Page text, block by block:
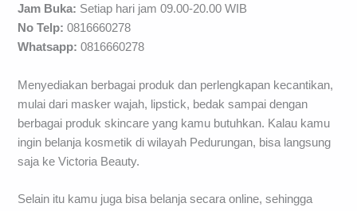
Jam Buka: Setiap hari jam 09.00-20.00 WIB
No Telp: 0816660278
Whatsapp: 0816660278
Menyediakan berbagai produk dan perlengkapan kecantikan,
mulai dari masker wajah, lipstick, bedak sampai dengan
berbagai produk skincare yang kamu butuhkan. Kalau kamu
ingin belanja kosmetik di wilayah Pedurungan, bisa langsung
saja ke Victoria Beauty.
Selain itu kamu juga bisa belanja secara online, sehingga